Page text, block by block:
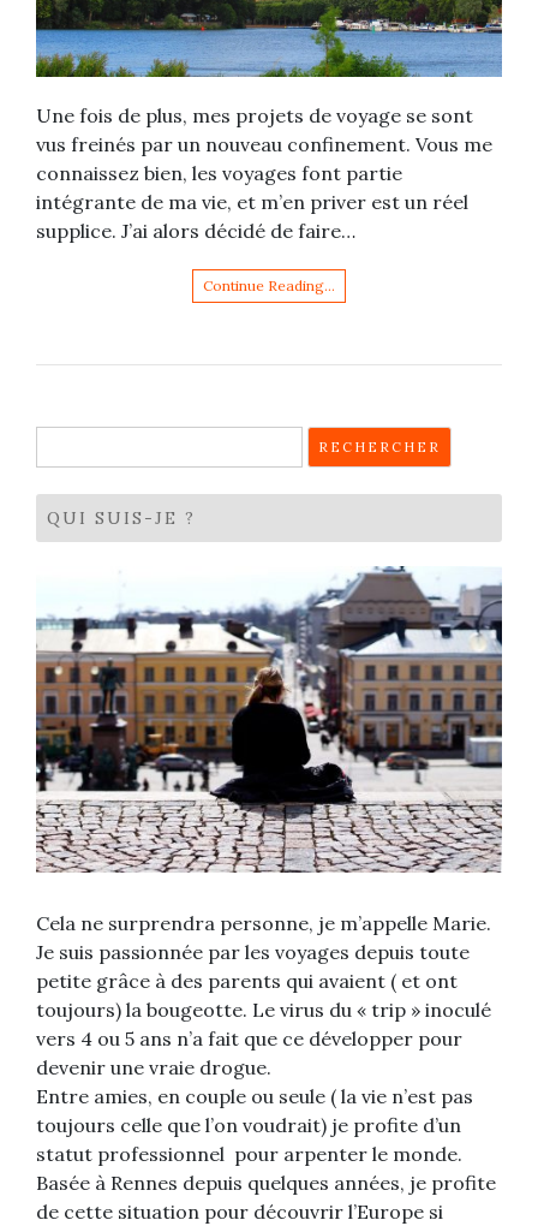
Une fois de plus, mes projets de voyage se sont
vus freinés par un nouveau confinement. Vous me
connaissez bien, les voyages font partie
intégrante de ma vie, et m’en priver est un réel
supplice. J’ai alors décidé de faire…
Continue Reading…
QUI SUIS-JE ?
Cela ne surprendra personne, je m’appelle Marie.
Je suis passionnée par les voyages depuis toute
petite grâce à des parents qui avaient ( et ont
toujours) la bougeotte. Le virus du « trip » inoculé
vers 4 ou 5 ans n’a fait que ce développer pour
devenir une vraie drogue.
Entre amies, en couple ou seule ( la vie n’est pas
toujours celle que l’on voudrait) je profite d’un
statut professionnel pour arpenter le monde.
Basée à Rennes depuis quelques années, je profite
de cette situation pour découvrir l’Europe si